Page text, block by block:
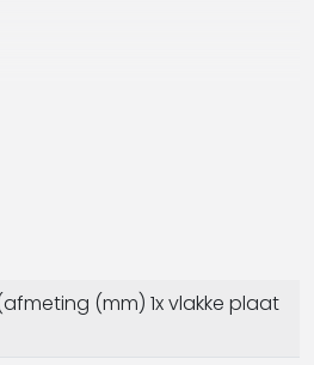
(mm) 1x vlakke plaat